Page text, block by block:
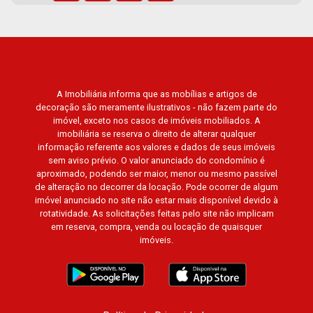
A Imobiliária informa que as mobílias e artigos de
decoração são meramente ilustrativos - não fazem parte do
imóvel, exceto nos casos de imóveis mobiliados. A
imobiliária se reserva o direito de alterar qualquer
informação referente aos valores e dados de seus imóveis
sem aviso prévio. O valor anunciado do condomínio é
aproximado, podendo ser maior, menor ou mesmo passível
de alteração no decorrer da locação. Pode ocorrer de algum
imóvel anunciado no site não estar mais disponível devido à
rotatividade. As solicitações feitas pelo site não implicam
em reserva, compra, venda ou locação de quaisquer
imóveis.